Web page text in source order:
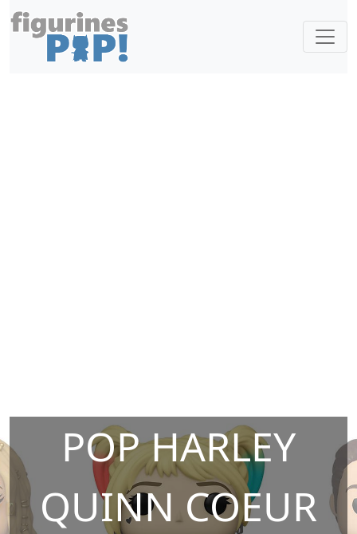
POP HARLEY
QUINN COEUR